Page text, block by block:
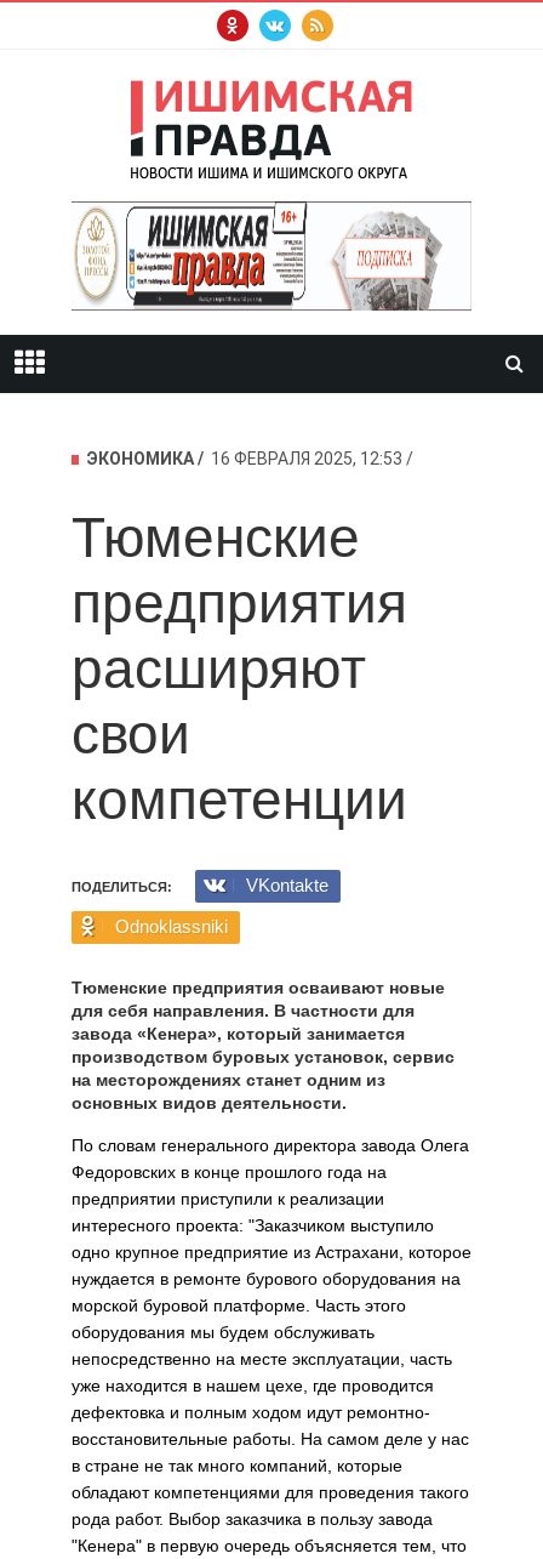
ЭКОНОМИКА 16 ФЕВРАЛЯ 2025, 12:53
Тюменские
предприятия
расширяют
свои
компетенции
ПОДЕЛИТЬСЯ:
VKontakte
Odnoklassniki
Тюменские предприятия осваивают новые
для себя направления. В частности для
завода «Кенера», который занимается
производством буровых установок, сервис
на месторождениях станет одним из
основных видов деятельности.
По словам генерального директора завода Олега
Федоровских в конце прошлого года на
предприятии приступили к реализации
интересного проекта: "Заказчиком выступило
одно крупное предприятие из Астрахани, которое
нуждается в ремонте бурового оборудования на
морской буровой платформе. Часть этого
оборудования мы будем обслуживать
непосредственно на месте эксплуатации, часть
уже находится в нашем цехе, где проводится
дефектовка и полным ходом идут ремонтно-
восстановительные работы. На самом деле у нас
в стране не так много компаний, которые
обладают компетенциями для проведения такого
рода работ. Выбор заказчика в пользу завода
"Кенера" в первую очередь объясняется тем, что